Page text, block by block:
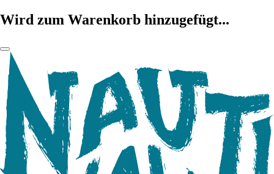
Wird zum Warenkorb hinzugefügt...